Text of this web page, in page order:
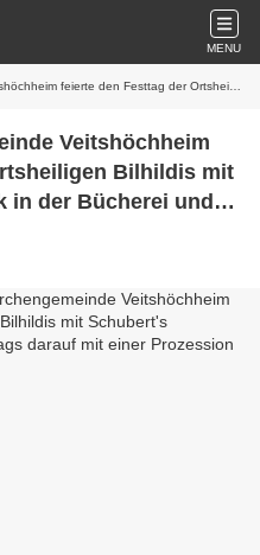
MENU
Schubert's Forellenmusik in der Bücherei und tags darauf mit einer Prozession durch den Hofgarten
Veitshöchheim
Bilhildis mit
in der Bücherei und
durch den